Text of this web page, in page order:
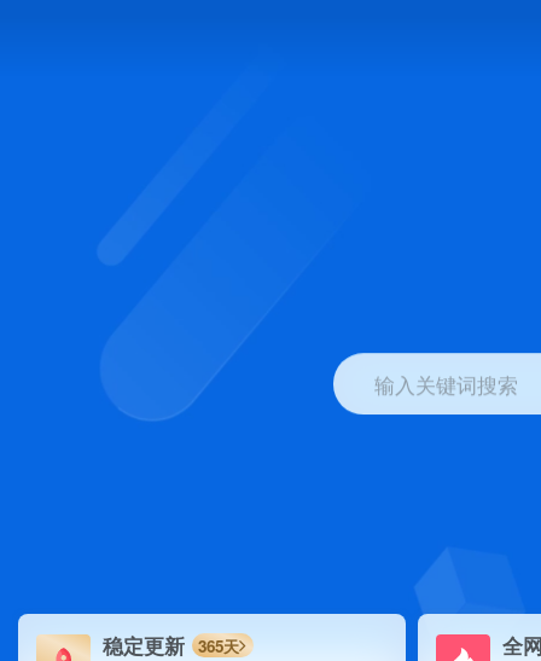
输入关键词搜索
稳定更新 365天 全